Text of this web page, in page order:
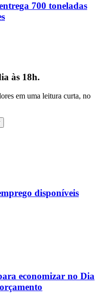
700 toneladas
às 18h.
em uma leitura curta, no
disponíveis
economizar no Dia